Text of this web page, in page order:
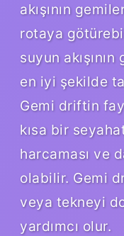
akışının
rotaya
suyun
en iyi şekilde
Gemi driftin
kısa bir
harcaması ve
olabilir. Gemi
veya tekneyi
yardımcı olur.